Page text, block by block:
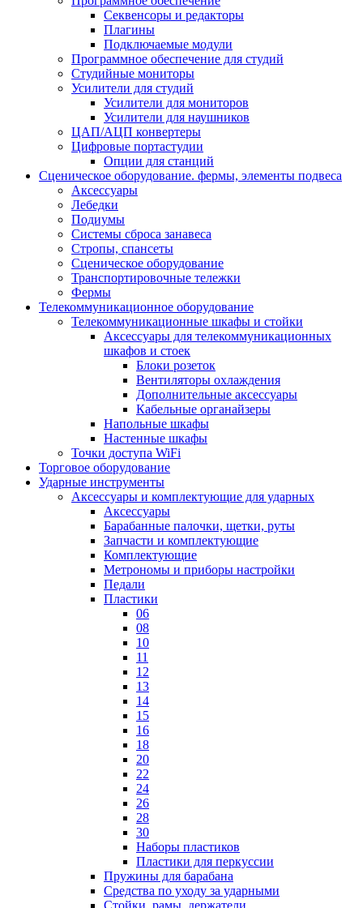
Cеквенсоры и редакторы
Плагины
Подключаемые модули
Программное обеспечение для студий
Студийные мониторы
Усилители для студий
Усилители для мониторов
Усилители для наушников
ЦАП/АЦП конвертеры
Цифровые портастудии
Опции для станций
Сценическое оборудование. фермы, элементы подвеса
Аксессуары
Лебедки
Подиумы
Системы сброса занавеса
Стропы, спансеты
Сценическое оборудование
Транспортировочные тележки
Фермы
Телекоммуникационное оборудование
Телекоммуникационные шкафы и стойки
Аксессуары для телекоммуникационных
шкафов и стоек
Блоки розеток
Вентиляторы охлаждения
Дополнительные аксессуары
Кабельные органайзеры
Напольные шкафы
Настенные шкафы
Точки доступа WiFi
Торговое оборудование
Ударные инструменты
Аксессуары и комплектующие для ударных
Аксессуары
Барабанные палочки, щетки, руты
Запчасти и комплектующие
Комплектующие
Метрономы и приборы настройки
Педали
Пластики
06
08
10
11
12
13
14
15
16
18
20
22
24
26
28
30
Наборы пластиков
Пластики для перкуссии
Пружины для барабана
Средства по уходу за ударными
Стойки, рамы, держатели